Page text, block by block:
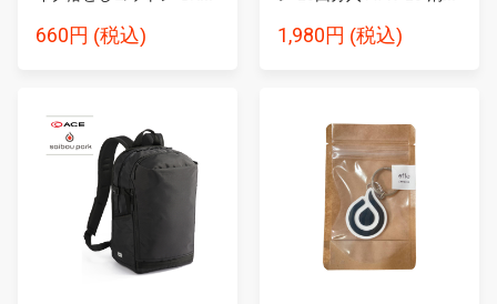
660円 (税込) 1,980円 (税込)